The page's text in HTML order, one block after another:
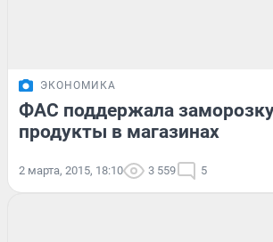
ЭКОНОМИКА
ФАС поддержала
продукты в магазинах
2 марта, 2015, 18:10 3 559 5